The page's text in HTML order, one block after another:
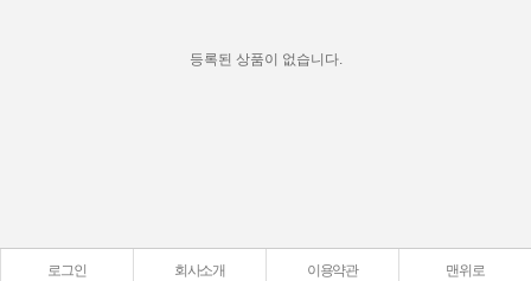
등록된 상품이 없습니다.
로그인 회사소개 이용약관 맨위로